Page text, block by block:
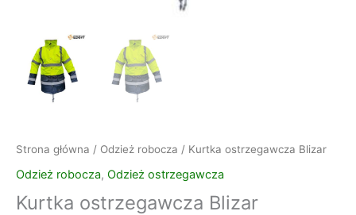
Strona główna / Odzież robocza / Kurtka ostrzegawcza Blizar
Odzież robocza, Odzież ostrzegawcza
Kurtka ostrzegawcza Blizar